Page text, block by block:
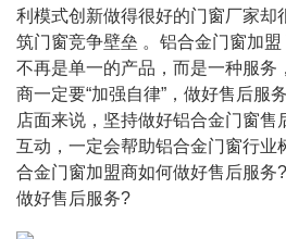
利模式创新做得很好的门窗厂家却
筑门窗竞争壁垒 。铝合金门窗加
不再是单一的产品，而是一种服务
商一定要“加强自律”，做好售后服
店面来说，坚持做好铝合金门窗售
互动，一定会帮助铝合金门窗行业
合金门窗加盟商如何做好售后服务
做好售后服务?